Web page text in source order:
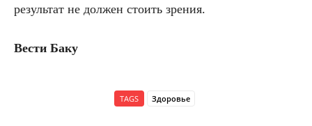
результат не должен стоить зрения.
Вести Баку
TAGS Здоровье